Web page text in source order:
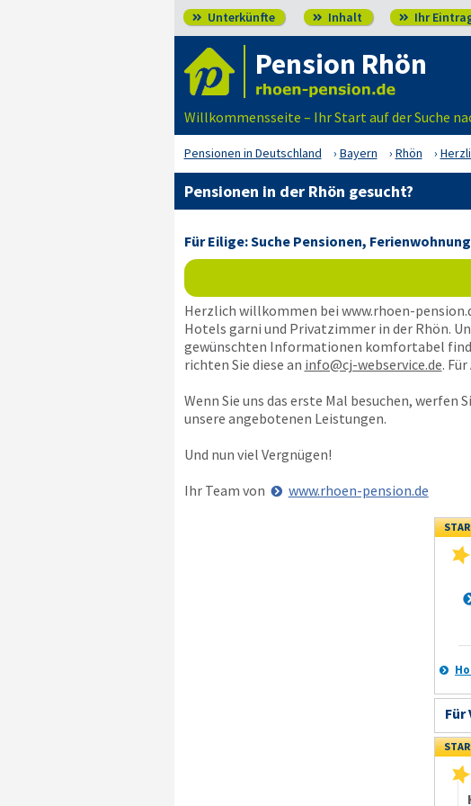
 Unterkünfte  Inhalt  Ihr
Pension Rhön
Willkommensseite – Ihr Start auf der Suche
Pensionen in Deutschland Bayern Rhön
Pensionen in der Rhön gesucht?
Für Eilige: Suche Pensionen,
Herzlich willkommen bei www.rhoen-
Hotels garni und Privatzimmer in der Rhön.
gewünschten Informationen komfortabel
richten Sie diese an info@cj-webservice.de.
Wenn Sie uns das erste Mal besuchen, werfen
unsere angebotenen Leistungen.
Und nun viel Vergnügen!
Ihr Team von
www.rhoen-pension.de
Für